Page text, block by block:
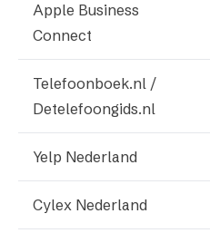
Apple Business
Connect
Telefoonboek.nl /
Detelefoongids.nl
Yelp Nederland
Cylex Nederland